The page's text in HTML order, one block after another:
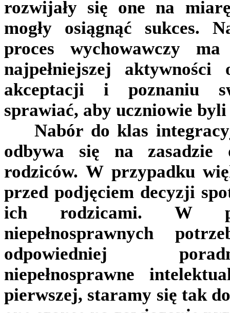
rozwijały się one na
mogły osiągnąć sukces.
proces wychowawczy
najpełniejszej
akceptacji i poznaniu
sprawiać, aby uczniowie
Nabór do klas
odbywa się na zasadzie
rodziców. W przypadku
przed podjęciem decyzji
ich rodzicami. W
niepełnosprawnych
odpowiedniej
niepełnosprawne
pierwszej, staramy się tak